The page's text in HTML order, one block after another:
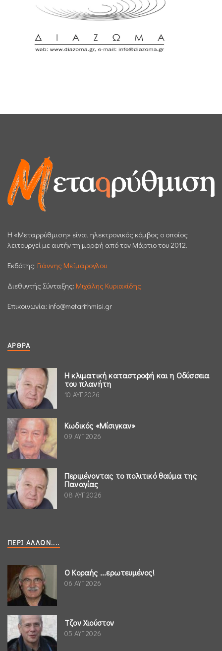
H «Μεταρρύθμιση» είναι ηλεκτρονικός κόμβος ο οποίος
λειτουργεί με αυτήν τη μορφή από τον Μάρτιο του 2012.
Εκδότης: Γιάννης Μεϊμάρογλου
Διεθυντής Σύνταξης: Μιχάλης Κυριακίδης
Επικοινωνία: info@metarithmisi.gr
ΆΡΘΡΑ
Η κλιματική καταστροφή και η Οδύσσεια
του πλανήτη
10 ΑΥΓ 2026
Κωδικός «Μίσιγκαν»
09 ΑΥΓ 2026
Περιμένοντας το πολιτικό θαύμα της
Παναγίας
08 ΑΥΓ 2026
ΠΕΡΊ ΆΛΛΩΝ....
Ο Κοραής ...ερωτευμένος!
06 ΑΥΓ 2026
Τζον Χιούστον
05 ΑΥΓ 2026